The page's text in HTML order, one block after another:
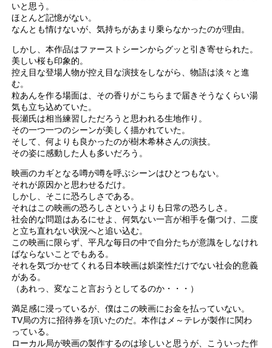
いと思う。
ほとんど記憶がない。
なんとも情けないが、気持ちがあまり乗らなかったのが理由。
しかし、本作品はファーストシーンからグッと引き寄せられた。
美しい桜も印象的。
控え目な登場人物が控え目な演技をしながら、物語は淡々と進
む。
粒あんを作る場面は、その香りがこちらまで届きそうなくらい湯
気も立ち込めていた。
長瀬氏は相当練習しただろうと思われる生地作り。
その一つ一つのシーンが美しく描かれていた。
そして、何よりも良かったのが樹木希林さんの演技。
その姿に感動した人も多いだろう。
映画のカギとなる噂が噂を呼ぶシーンはひとつもない。
それが原因かと思わせるだけ。
しかし、そこに恐ろしさである。
それはこの映画の恐ろしさというよりも日常の恐ろしさ。
社会的な問題はあるにせよ、何気ない一言が相手を傷つけ、二度
と立ち直れない状況へと追い込む。
この映画に限らず、平凡な毎日の中で自分たちが意識をしなけれ
ばならないことでもある。
それを気づかせてくれる日本映画は娯楽性だけでない社会的意義
がある。
（あれっ、変なこと言おうとしてるのか・・・）
満足感に浸っているが、僕はこの映画にお金を払っていない。
TV局の方に招待券を頂いたのだ。本作はメ～テレが製作に関わ
っている。
ローカル局が映画の製作するのは珍しいと思うが、こういった作